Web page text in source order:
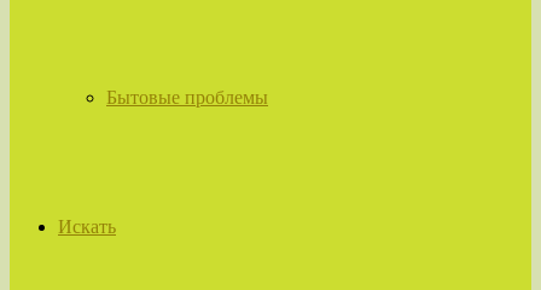
Бытовые проблемы
Искать